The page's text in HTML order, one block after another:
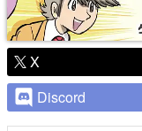
X
Discord